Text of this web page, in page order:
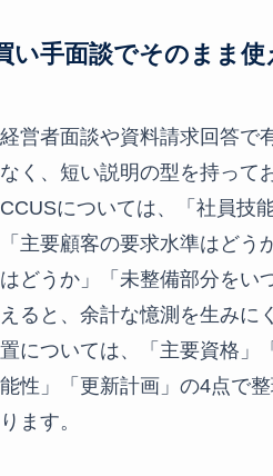
い手面談でそのまま使
経営者面談や資料請求回答で
なく、短い説明の型を持って
CCUSについては、「社員技
「主要顧客の要求水準はどう
はどうか」「未整備部分をい
えると、余計な憶測を生みに
置については、「主要資格」
能性」「更新計画」の4点で
ります。